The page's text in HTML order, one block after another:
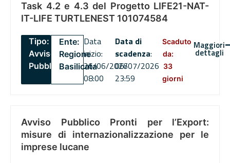
Task 4.2 e 4.3 del Progetto LIFE21-NAT-
IT-LIFE TURTLENEST 101074584
Tipo:
Avviso
Pubblico
Ente:
Regione
Basilicata
Data
inizio:
26/06/2026
08:00
Data di
scadenza:
06/07/2026
23:59
Scaduto
da:
33
giorni
Maggiori
dettagli
Avviso Pubblico Pronti per l’Export:
misure di internazionalizzazione per le
imprese lucane